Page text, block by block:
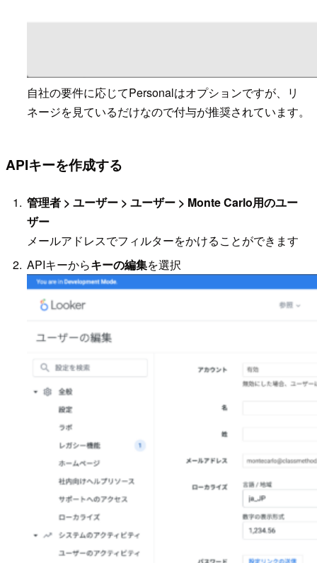
自社の要件に応じてPersonalはオプションですが、リ
ネージを見ているだけなので付与が推奨されています。
APIキーを作成する
管理者 > ユーザー > ユーザー > Monte Carlo用のユー
ザー
メールアドレスでフィルターをかけることができます
APIキーからキーの編集を選択